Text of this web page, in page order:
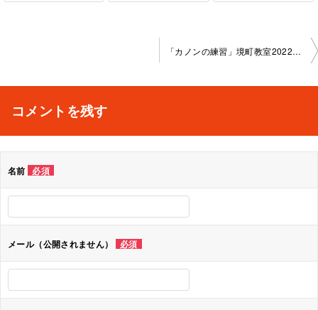
ビ
シ
ョ
ン
「カノンの練習」境町教室2022-02-26-­no0023-­1065
コメントを残す
名前 必須
メール（公開されません） 必須